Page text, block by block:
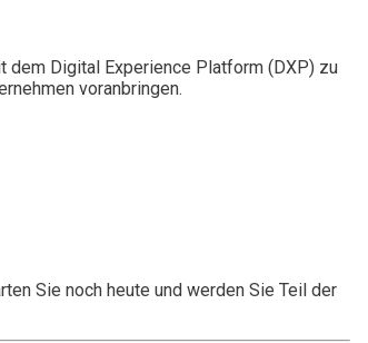
dem Digital Experience Platform (DXP) zu
voranbringen.
Sie noch heute und werden Sie Teil der